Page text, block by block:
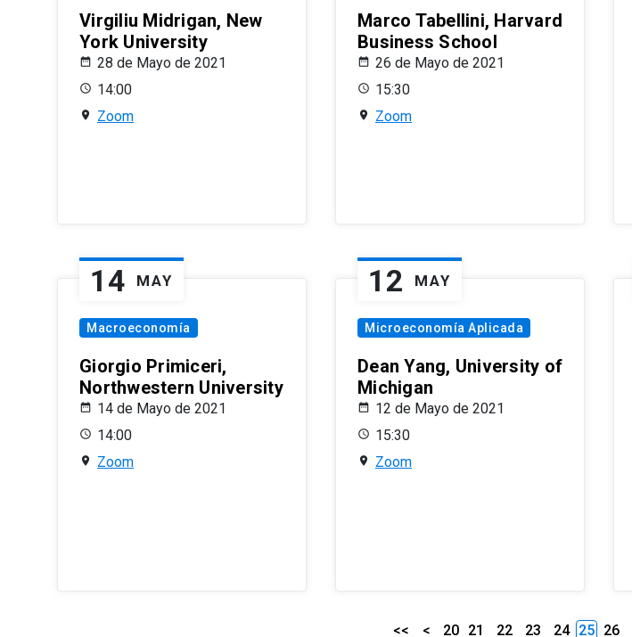
Virgiliu Midrigan, New
York University
28 de Mayo de 2021
14:00
Zoom
Marco Tabellini, Harvard
Business School
26 de Mayo de 2021
15:30
Zoom
14 MAY
Macroeconomía
Giorgio Primiceri,
Northwestern University
14 de Mayo de 2021
14:00
Zoom
12 MAY
Microeconomía Aplicada
Dean Yang, University of
Michigan
12 de Mayo de 2021
15:30
Zoom
<< < 20 21 22 23 24 25 26